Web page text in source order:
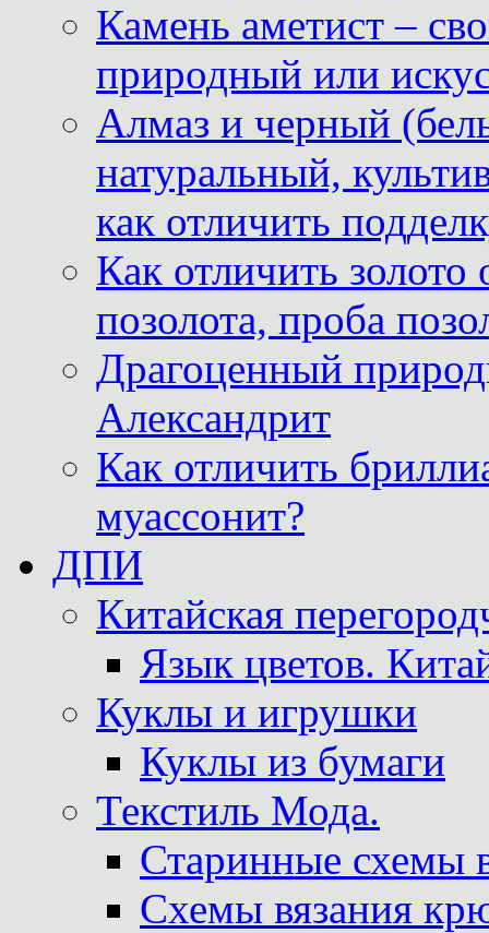
Камень аметист –
природный или
Алмаз и черный
натуральный,
как отличить
Как отличить
позолота, проба
Драгоценный
Александрит
Как отличить
муассонит?
ДПИ
Китайская
Язык цветов.
Куклы и игрушки
Куклы из бумаги
Текстиль Мода.
Старинные схемы
Схемы вязания